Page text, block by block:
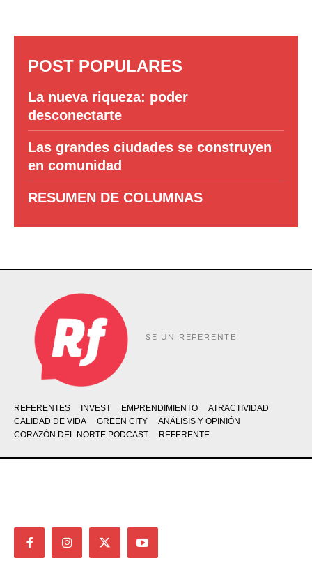
POST POPULARES
La nueva riqueza: poder
desconectarte
Las grandes ciudades se construyen
en comunidad
RESUMEN DE COLUMNAS
SÉ UN REFERENTE
REFERENTES INVEST EMPRENDIMIENTO
ATRACTIVIDAD
CALIDAD DE VIDA
GREEN CITY
ANÁLISIS Y OPINIÓN
CORAZÓN DEL NORTE PODCAST
REFERENTE